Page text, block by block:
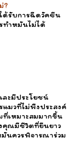
?
ด้รับการฉีดวัคซีน
ทำหมันไม่ได้
ะมีประโยชน์
มวที่ไม่พึงประสงค์
เหมาะสมมากขึ้น
คุณมีชีวิตที่ยืนยาว
นควรพิจารณาร่วม